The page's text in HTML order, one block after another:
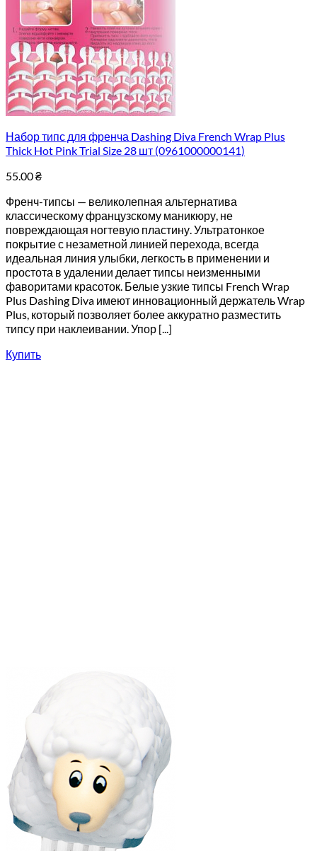
Набор типс для френча Dashing Diva French Wrap Plus
Thick Hot Pink Trial Size 28 шт (0961000000141)
55.00₴
Френч-типсы — великолепная альтернатива
классическому французскому маникюру, не
повреждающая ногтевую пластину. Ультратонкое
покрытие с незаметной линией перехода, всегда
идеальная линия улыбки, легкость в применении и
простота в удалении делает типсы неизменными
фаворитами красоток. Белые узкие типсы French Wrap
Plus Dashing Diva имеют инновационный держатель Wrap
Plus, который позволяет более аккуратно разместить
типсу при наклеивании. Упор [...]
Купить